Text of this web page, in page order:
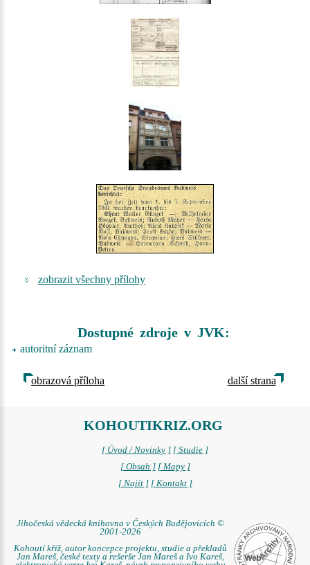
zobrazit všechny přílohy
Dostupné zdroje v JVK:
autoritní záznam
obrazová příloha další strana
KOHOUTIKRIZ.ORG
[ Úvod / Novinky ] [ Studie ]
[ Obsah ] [ Mapy ]
[ Najít ] [ Kontakt ]
Jihočeská vědecká knihovna v Českých Budějovicích ©
2001-2026
Kohoutí kříž, autor koncepce projektu, studie a překladů
Jan Mareš, české texty a rešerše Jan Mareš a Ivo Kareš,